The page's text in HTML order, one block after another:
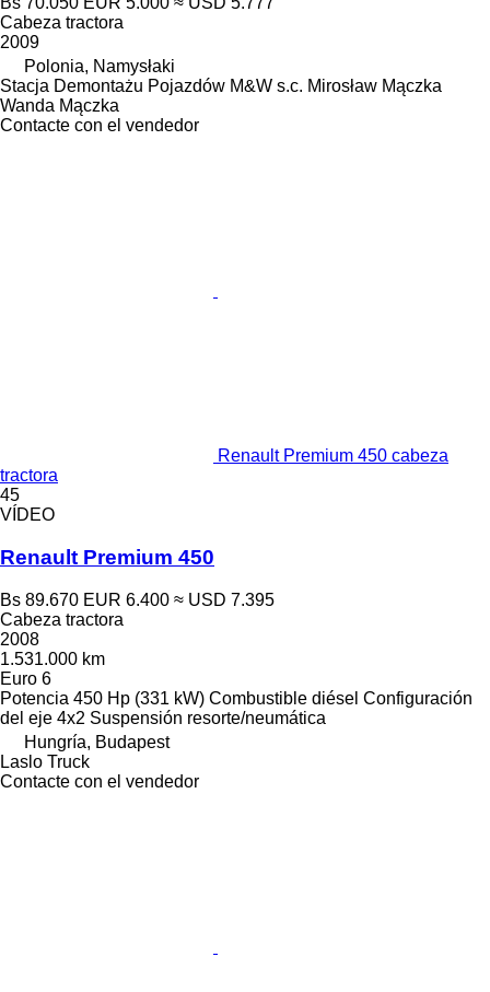
Cabeza tractora
2009
Polonia, Namysłaki
Stacja Demontażu Pojazdów M&W s.c. Mirosław Mączka
Wanda Mączka
Contacte con el vendedor
Renault Premium 450 cabeza
tractora
45
VÍDEO
Renault Premium 450
Bs 89.670 EUR 6.400 ≈ USD 7.395
Cabeza tractora
2008
1.531.000 km
Euro 6
Potencia 450 Hp (331 kW) Combustible diésel Configuración
del eje 4x2 Suspensión resorte/neumática
Hungría, Budapest
Laslo Truck
Contacte con el vendedor